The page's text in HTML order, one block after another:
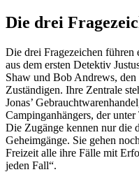
Die drei
Die drei Fragezeichen führen
aus dem ersten Detektiv
Shaw und Bob Andrews,
Zuständigen. Ihre Zentrale
Jonas’
Campinganhängers, der
Die Zugänge kennen nur die
Geheimgänge. Sie gehen
Freizeit alle ihre Fälle mit
jeden Fall“.